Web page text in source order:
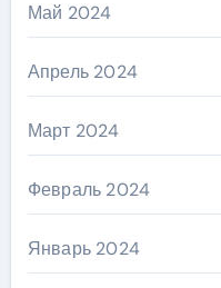
Май 2024
Апрель 2024
Март 2024
Февраль 2024
Январь 2024